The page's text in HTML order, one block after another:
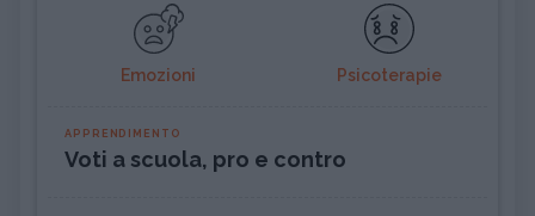
Emozioni Psicoterapie
APPRENDIMENTO
Voti a scuola, pro e contro